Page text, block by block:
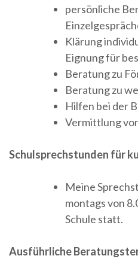
persönliche
Klärung
Eignung für
Beratung zu
Beratung zu
Hilfen bei der
Vermittlung
Schulsprechstunden für
Meine
montags von
Schule statt.
Ausführliche